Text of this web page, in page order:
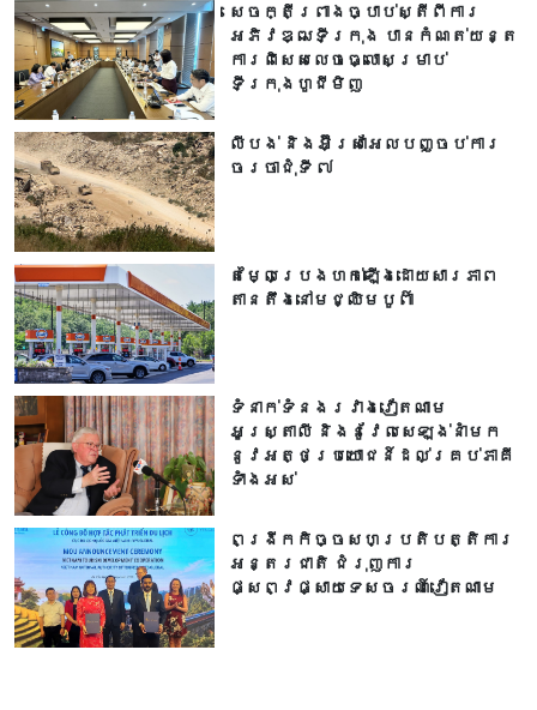
សេចក្តីព្រាងច្បាប់ស្តីពីការ
អភិវឌ្ឍទីក្រុង បាន​កំណត់យន្ត
ការពិសេសលេចធ្លោសម្រាប់
ទីក្រុងហូជីមិញ
លីបង់ និងអ៊ីស្រាអែលបញ្ចប់ការ
ចរចាជុំទី ៧​
តម្លៃប្រេងហក់ឡើងដោយសារភាព
តានតឹងនៅមជ្ឈិមបូព៌ា
ទំនាក់ទំនងរវាងវៀតណាម
អូស្ត្រាលី និងនូវែលសេឡង់នាំមក
នូវអត្ថប្រយោជន៍ដល់គ្រប់ភាគី
ទាំងអស់
ពង្រីកកិច្ចសហប្រតិបត្តិការ
អន្តរជាតិ ជំរុញការ
ផ្សព្វផ្សាយទេសចរណ៍វៀតណាម